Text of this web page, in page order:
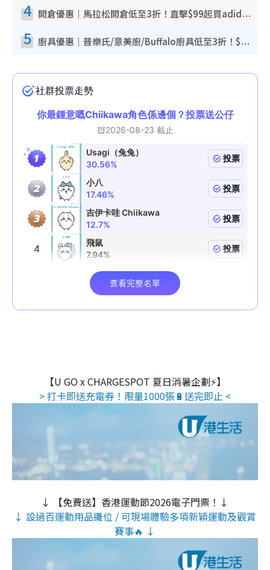
4 開倉優惠｜馬拉松開倉低至3折！直擊$99起買adidas／New Balance／Puma鞋款 STANLEY保溫杯劈價至$119起
5 廚具優惠｜普樂氏/意美廚/Buffalo廚具低至3折！$89起買煎鍋／炒鑊／個人鍋 同場小家電激減至$99起
【U GO x CHARGESPOT 夏日消暑企劃⚡】
> 打卡即送充電券！限量1000張🔋送完即止 <
↓ 【免費送】香港運動節2026電子門票！↓
↓ 設過百運動用品攤位 / 可現場體驗多項新穎運動及觀賞
賽事🔥 ↓